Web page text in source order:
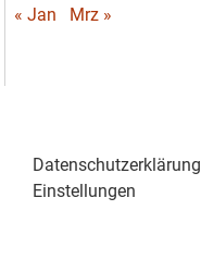
« Jan
Mrz »
Datenschutzerklärung
Einstellungen